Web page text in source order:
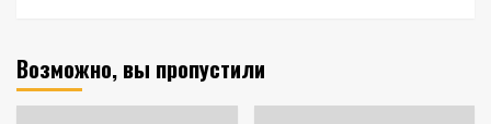
Возможно, вы пропустили